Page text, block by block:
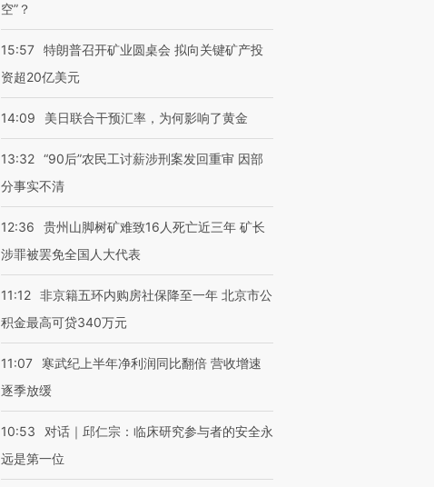
空”？
15:57 特朗普召开矿业圆桌会 拟向关键矿产投
资超20亿美元
14:09 美日联合干预汇率，为何影响了黄金
13:32 “90后”农民工讨薪涉刑案发回重审 因部
分事实不清
12:36
贵州山脚树矿难致16人死亡近三年 矿长
涉罪被罢免全国人大代表
11:12 非京籍五环内购房社保降至一年 北京市公
积金最高可贷340万元
11:07
寒武纪上半年净利润同比翻倍 营收增速
逐季放缓
10:53
对话｜邱仁宗：临床研究参与者的安全永
远是第一位